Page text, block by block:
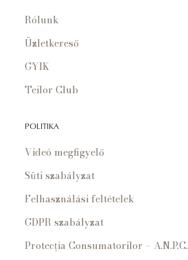
Rólunk
Üzletkereső
GYIK
Teilor Club
POLITIKA
Videó megfigyelő
Süti szabályzat
Felhasználási feltételek
GDPR szabályzat
Protecția Consumatorilor – A.N.P.C.